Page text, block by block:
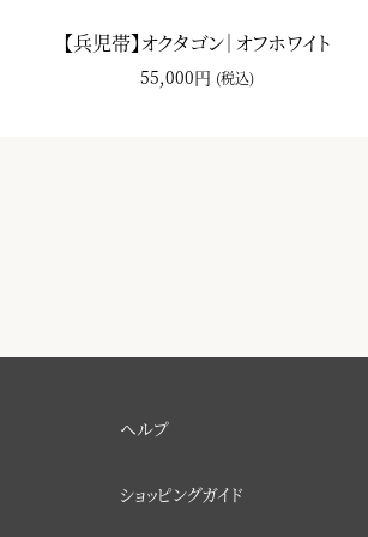
【兵児帯】オクタゴン｜オフホワイト
55,000円 (税込)
ヘルプ
ショッピングガイド